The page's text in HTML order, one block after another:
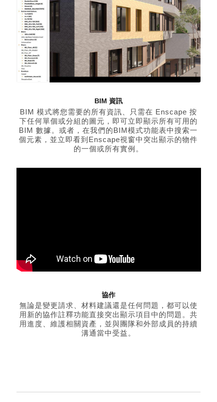
BIM 資訊
BIM 模式將您需要的所有資訊、只需在 Enscape 按
下任何單個或分組的圖元，即可立即顯示所有可用的
BIM 數據。或者，在我們的BIM模式功能表中搜索一
個元素，並立即看到Enscape視窗中突出顯示的物件
的一個或所有實例。
協作
無論是變更請求、材料建議還是任何問題，都可以使
用新的協作註釋功能直接突出顯示項目中的問題。共
用進度、維護相關資產，並與團隊和外部成員的持續
溝通當中受益。